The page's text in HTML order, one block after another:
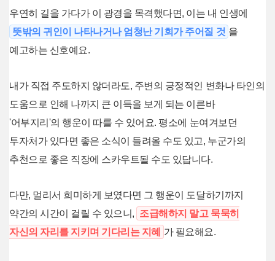
우연히 길을 가다가 이 광경을 목격했다면, 이는 내 인생에
뜻밖의 귀인이 나타나거나 엄청난 기회가 주어질 것 을
예고하는 신호예요.
내가 직접 주도하지 않더라도, 주변의 긍정적인 변화나 타인의
도움으로 인해 나까지 큰 이득을 보게 되는 이른바
'어부지리'의 행운이 따를 수 있어요. 평소에 눈여겨보던
투자처가 있다면 좋은 소식이 들려올 수도 있고, 누군가의
추천으로 좋은 직장에 스카우트될 수도 있답니다.
다만, 멀리서 희미하게 보였다면 그 행운이 도달하기까지
약간의 시간이 걸릴 수 있으니, 조급해하지 말고 묵묵히
자신의 자리를 지키며 기다리는 지혜
가 필요해요.